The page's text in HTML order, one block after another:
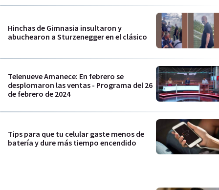
Hinchas de Gimnasia insultaron y
abuchearon a Sturzenegger en el clásico
Telenueve Amanece: En febrero se
desplomaron las ventas - Programa del 26
de febrero de 2024
Tips para que tu celular gaste menos de
batería y dure más tiempo encendido